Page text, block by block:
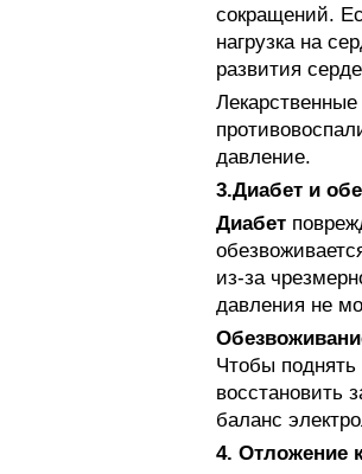
сокращений.
нагрузка на
развития
давление.
3.Диабет и
Диабет
из-за
давления не
Чтобы поднять
восстановить
баланс
4. Отложение